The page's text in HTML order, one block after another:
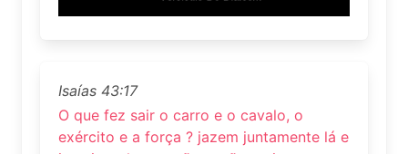
Isaías 43:17
O que fez sair o carro e o cavalo, o
exército e a força ? jazem juntamente lá e